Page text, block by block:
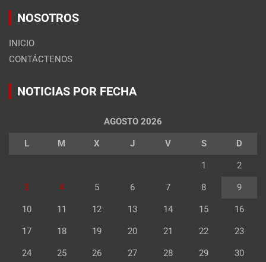
NOSOTROS
INICIO
CONTÁCTENOS
NOTICIAS POR FECHA
AGOSTO 2026
L M X J V S D
1 2
3 4 5 6 7 8 9
10 11 12 13 14 15 16
17 18 19 20 21 22 23
24 25 26 27 28 29 30